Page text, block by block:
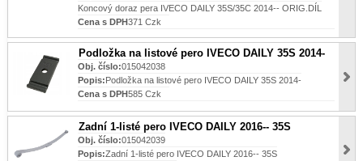
Koncový doraz pera IVECO DAILY 35S/35C 2014-- ORIG.DÍL
Cena s DPH371 Czk
Podložka na listové pero IVECO DAILY 35S 2014-
Obj. číslo:015042038
Popis:Podložka na listové pero IVECO DAILY 35S 2014-
Cena s DPH585 Czk
Zadní 1-listé pero IVECO DAILY 2016-- 35S
Obj. číslo:015042039
Popis:Zadní 1-listé pero IVECO DAILY 2016-- 35S